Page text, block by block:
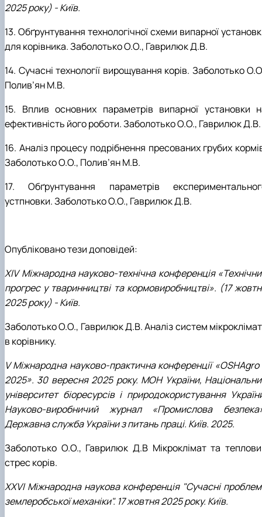
2025 року) - Київ.
13. Обґрунтування технологічної схеми випарної
для корівника. Заболотько О.О., Гаврилюк Д.В.
14. Сучасні технології вирощування корів. Заболотько
Полив’ян М.В.
15. Вплив основних параметрів випарної установки
ефективність його роботи. Заболотько О.О., Гаврилюк Д.В.
16. Аналіз процесу подрібнення пресованих грубих
Заболотько О.О., Полив’ян М.В.
17. Обґрунтування параметрів
устпновки. Заболотько О.О., Гаврилюк Д.В.
Опубліковано тези доповідей:
XІV Міжнародна науково-технічна конференція
прогрес у тваринництві та кормовиробництві». (17
2025 року) - Київ.
Заболотько О.О., Гаврилюк Д.В. Аналіз систем
в корівнику.
V Міжнародна науково-практична конференції «OSHAgro
2025». 30 вересня 2025 року. МОН України,
університет біоресурсів і природокористування
Науково-виробничий журнал «Промислова
Державна служба України з питань праці. Київ. 2025.
Заболотько О.О., Гаврилюк Д.В Мікроклімат та
стрес корів.
XХVІ Міжнародна наукова конференція "Сучасні
землеробської механіки". 17 жовтня 2025 року. Київ.